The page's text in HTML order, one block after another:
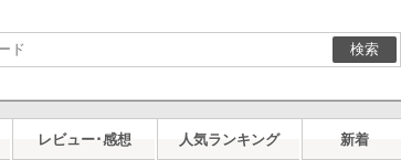
検索
レビュー･感想 人気ランキング 新着